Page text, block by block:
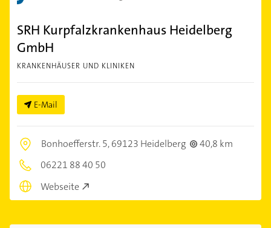
SRH Kurpfalzkrankenhaus Heidelberg
GmbH
KRANKENHÄUSER UND KLINIKEN
E-Mail
Bonhoefferstr. 5,69123 Heidelberg
40,8 km
06221 88 40 50
Webseite